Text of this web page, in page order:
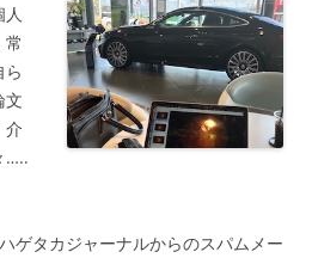
人
常
ら
文
介
…..
ゲタカジャーナルからのスパムメー